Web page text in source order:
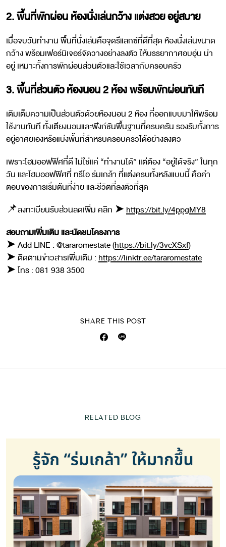
2. พื้นที่พักผ่อน ห้องนั่งเล่นกว้าง แต่งสวย อยู่สบาย
เมื่อจบวันทำงาน พื้นที่นั่งเล่นคือจุดรีแลกซ์ที่ดีที่สุด ห้องนั่งเล่นขนาด
กว้าง พร้อมเฟอร์นิเจอร์จัดวางอย่างลงตัว ให้บรรยากาศอบอุ่น น่า
อยู่ เหมาะทั้งการพักผ่อนส่วนตัวและใช้เวลากับครอบครัว
3. พื้นที่ส่วนตัว ห้องนอน 2 ห้อง พร้อมพักผ่อนทันที
เติมเต็มความเป็นส่วนตัวด้วยห้องนอน 2 ห้อง ที่ออกแบบมาให้พร้อม
ใช้งานทันที ทั้งเตียงนอนและฟังก์ชันพื้นฐานที่ครบครัน รองรับทั้งการ
อยู่อาศัยเองหรือแบ่งพื้นที่สำหรับครอบครัวได้อย่างลงตัว
เพราะโฮมออฟฟิศที่ดี ไม่ใช่แค่ “ทำงานได้” แต่ต้อง “อยู่ได้จริง” ในทุก
วัน และโฮมออฟฟิศที่ ทรีโอ ร่มเกล้า ที่แต่งครบทั้งหลังแบบนี้ คือคำ
ตอบของการเริ่มต้นที่ง่าย และชีวิตที่ลงตัวที่สุด
📌ลงทะเบียนรับส่วนลดเพิ่ม คลิก ➤ https://bit.ly/4ppgMY8
สอบถามเพิ่มเติม และนัดชมโครงการ
➤ Add LINE : @tararomestate (https://bit.ly/3vcXSxf)
➤ ติดตามข่าวสารเพิ่มเติม : https://linktr.ee/tararomestate
➤ โทร : 081 938 3500
SHARE THIS POST
RELATED BLOG